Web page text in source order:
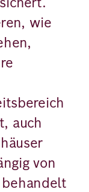
wie
auch
von
behandelt